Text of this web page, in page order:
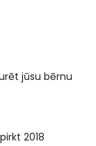
jūsu bērnu
2018